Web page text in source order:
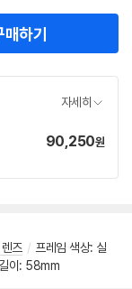
매하기
자세히
가
90,250원
즈 / 프레임 색상: 실
이 : 58mm